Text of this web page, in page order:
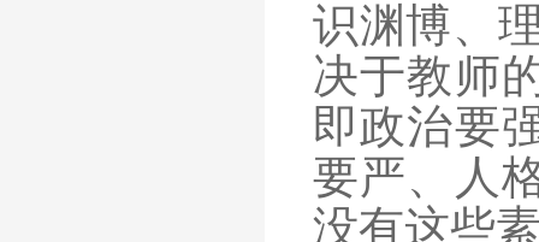
识渊博、
决于教师
即政治要
要严、人
没有这些